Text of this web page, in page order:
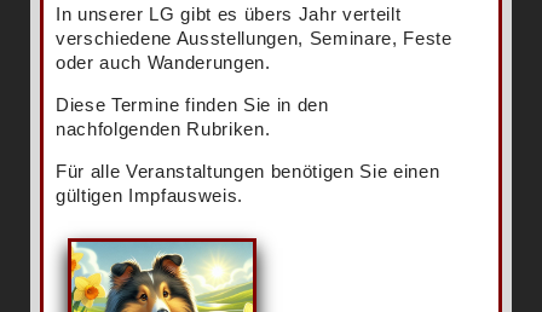
In unserer LG gibt es übers Jahr verteilt
verschiedene Ausstellungen, Seminare, Feste
oder auch Wanderungen.
Diese Termine finden Sie in den
nachfolgenden Rubriken.
Für alle Veranstaltungen benötigen Sie einen
gültigen Impfausweis.